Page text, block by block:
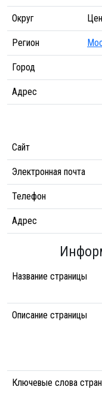
Округ
Регион
Город
Адрес
Сайт
Электронная почта
Телефон
Адрес
Название страницы
Описание страницы
Ключевые слова